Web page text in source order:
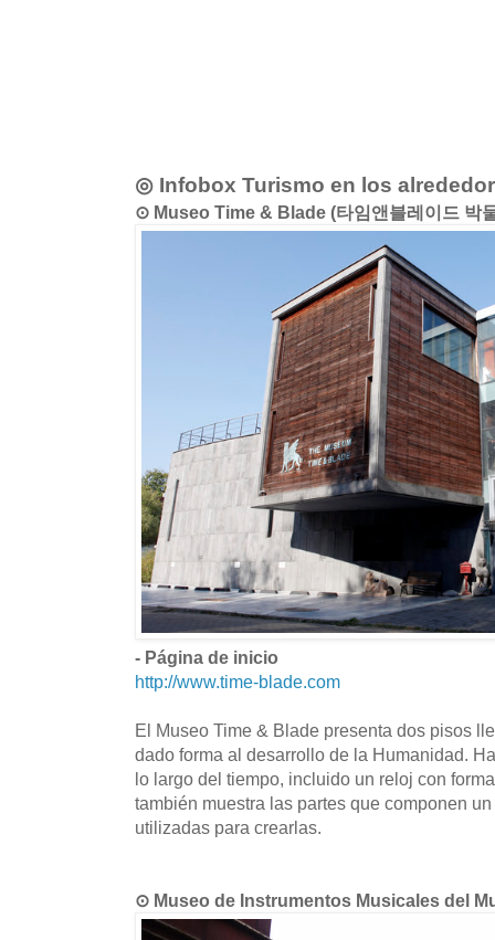
◎ Infobox Turismo en los
⊙ Museo Time & Blade (타임앤블레이드 박
- Página de inicio
http://www.time-blade.com
El Museo Time & Blade presenta dos pisos
dado forma al desarrollo de la Humanidad.
lo largo del tiempo, incluido un reloj con
también muestra las partes que componen
utilizadas para crearlas.
⊙ Museo de Instrumentos Musicales del